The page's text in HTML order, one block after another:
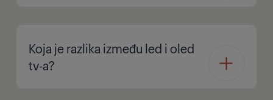
Koja je razlika između led i oled
tv-a?